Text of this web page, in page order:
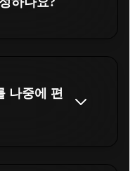
나중에 편